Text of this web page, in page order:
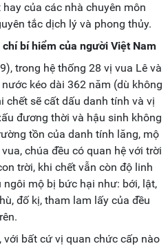
của các nhà chuyên môn
tắc dịch lý và phong thủy.
bí hiểm của người Việt Nam
trong hệ thống 28 vị vua Lê và
kéo dài 362 năm (dù không
chết sẽ cất dấu danh tính và vị
đương thời và hậu sinh không
tồn của danh tính lăng, mộ
chúa đều có quan hệ với trời
trời, khi chết vẫn còn độ linh
mộ bị bức hại như: bới, lật,
đố kị, tham lam lấy của đều
với bất cứ vị quan chức cấp nào